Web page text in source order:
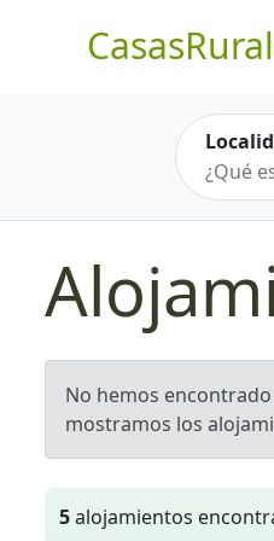
No hemos
mostramos los
5alojamientos